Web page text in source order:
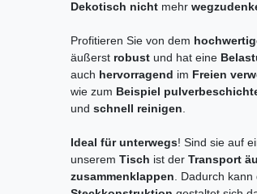
Dekotisch nicht mehr
Profitieren Sie von dem
äußerst robust und hat eine
auch hervorragend im Freien
wie zum Beispiel
und schnell reinigen
Ideal für unterwegs! Sind sie auf
unserem Tisch ist der Transport
zusammenklappen . Dadurch kann